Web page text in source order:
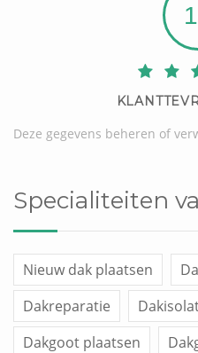
Deze gegevens beheren of
Specialiteiten
Nieuw dak plaatsen
Dakreparatie
Dakgoot plaatsen